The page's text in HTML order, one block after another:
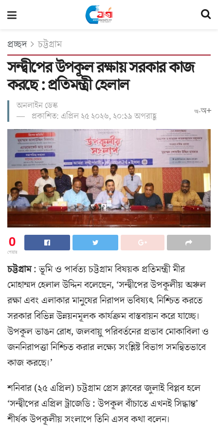
প্রচ্ছদ চট্টগ্রাম
সন্দ্বীপের উপকূল রক্ষায় সরকার কাজ
করছে : প্রতিমন্ত্রী হেলাল
অনলাইন ডেস্ক
প্রকাশিত: এপ্রিল ২৫ ২০২৬, ২০:১৯ অপরাহ্ণ
অ-অ+
0
শেয়ার
চট্টগ্রাম: ভূমি ও পার্বত্য চট্টগ্রাম বিষয়ক প্রতিমন্ত্রী মীর
মোহাম্মদ হেলাল উদ্দিন বলেছেন, ‘সন্দ্বীপের উপকূলীয় অঞ্চল
রক্ষা এবং এলাকার মানুষের নিরাপদ ভবিষ্যৎ নিশ্চিত করতে
সরকার বিভিন্ন উন্নয়নমূলক কার্যক্রম বাস্তবায়ন করে যাচ্ছে।
উপকূল ভাঙন রোধ, জলবায়ু পরিবর্তনের প্রভাব মোকাবিলা ও
জননিরাপত্তা নিশ্চিত করার লক্ষ্যে সংশ্লিষ্ট বিভাগ সমন্বিতভাবে
কাজ করছে।’
শনিবার (২৫ এপ্রিল) চট্টগ্রাম প্রেস ক্লাবের জুলাই বিপ্লব হলে
‘সন্দ্বীপের এপ্রিল ট্রাজেডি : উপকূল বাঁচাতে এখনই সিদ্ধান্ত’
শীর্ষক উপকূলীয় সংলাপে তিনি এসব কথা বলেন।